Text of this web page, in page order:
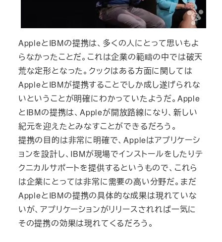
AppleとIBMの提携は、多くの人にとって思いもよ
らなかったことだ。これは企業の範疇の中では破天
荒な定形となった。クックはある方面に関しては
AppleとIBMが提携することでしか成し遂げられな
いということが明確にわかっていたようだ。Apple
とIBMの提携は、Appleが開放路線になり、新しい
紀元を迎えたとみなすことができるだろう。
提携の目的は非常に明確で、Appleはアプリケーシ
ョンを設計し、IBMが現場でインストールをしたりテ
クニカルサポートを提供するというもので、これら
は企業にとっては非常に需要の高い分野だ。まだ
AppleとIBMの提携の具体的な成果は現れていな
いが、アプリケーションがリリースされれば一気に
その提携の効果は現れてくるだろう。